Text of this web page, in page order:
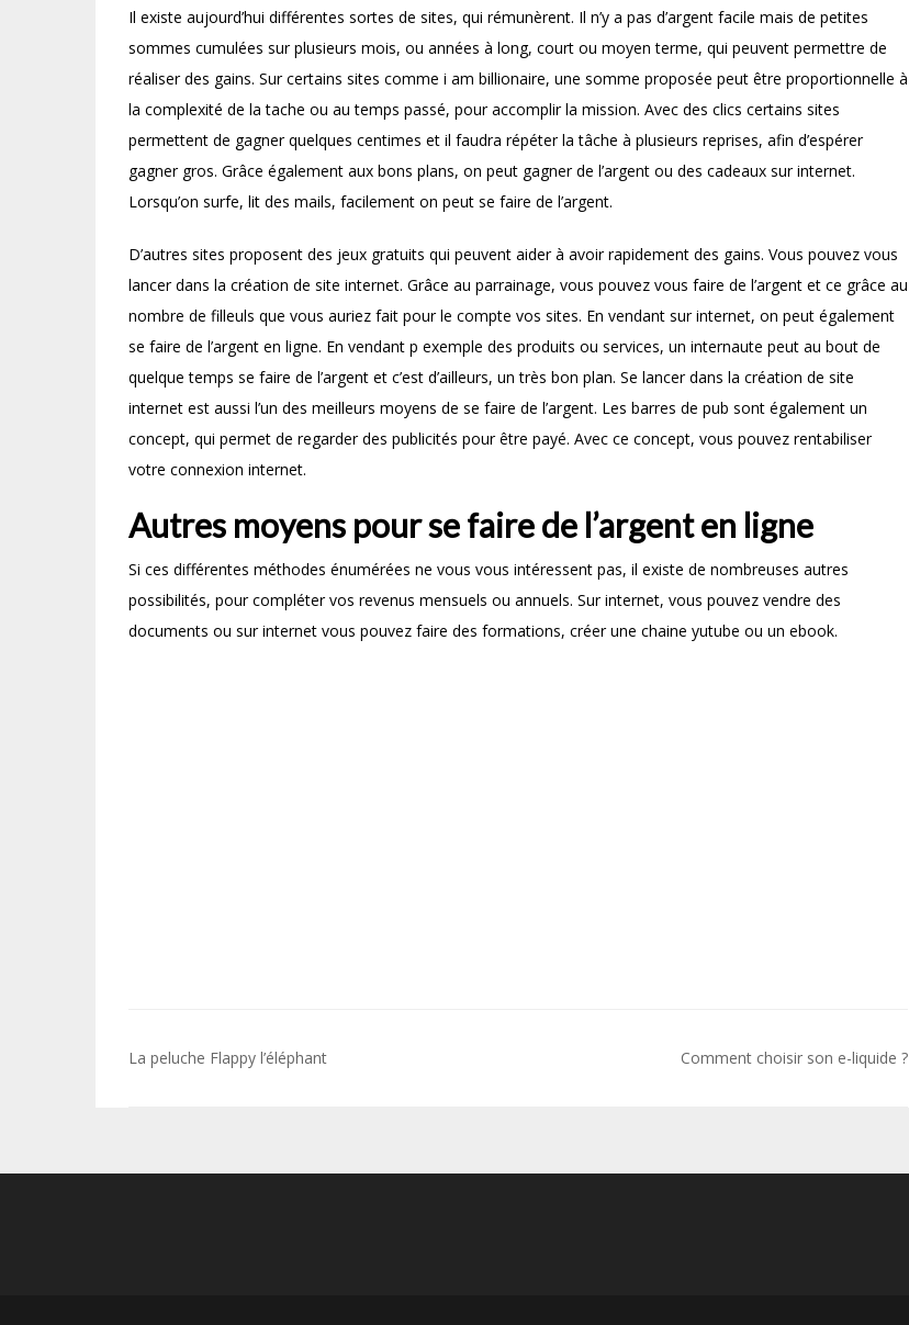
Il existe aujourd’hui différentes sortes de sites, qui rémunèrent. Il n’y a pas d’argent facile mais de petites
sommes cumulées sur plusieurs mois, ou années à long, court ou moyen terme, qui peuvent permettre de
réaliser des gains. Sur certains sites comme i am billionaire, une somme proposée peut être proportionnelle à
la complexité de la tache ou au temps passé, pour accomplir la mission. Avec des clics certains sites
permettent de gagner quelques centimes et il faudra répéter la tâche à plusieurs reprises, afin d’espérer
gagner gros. Grâce également aux bons plans, on peut gagner de l’argent ou des cadeaux sur internet.
Lorsqu’on surfe, lit des mails, facilement on peut se faire de l’argent.
D’autres sites proposent des jeux gratuits qui peuvent aider à avoir rapidement des gains. Vous pouvez vous
lancer dans la création de site internet. Grâce au parrainage, vous pouvez vous faire de l’argent et ce grâce au
nombre de filleuls que vous auriez fait pour le compte vos sites. En vendant sur internet, on peut également
se faire de l’argent en ligne. En vendant p exemple des produits ou services, un internaute peut au bout de
quelque temps se faire de l’argent et c’est d’ailleurs, un très bon plan. Se lancer dans la création de site
internet est aussi l’un des meilleurs moyens de se faire de l’argent. Les barres de pub sont également un
concept, qui permet de regarder des publicités pour être payé. Avec ce concept, vous pouvez rentabiliser
votre connexion internet.
Autres moyens pour se faire de l’argent en ligne
Si ces différentes méthodes énumérées ne vous vous intéressent pas, il existe de nombreuses autres
possibilités, pour compléter vos revenus mensuels ou annuels. Sur internet, vous pouvez vendre des
documents ou sur internet vous pouvez faire des formations, créer une chaine yutube ou un ebook.
Navigation
La peluche Flappy l’éléphant Comment choisir son e-liquide ?